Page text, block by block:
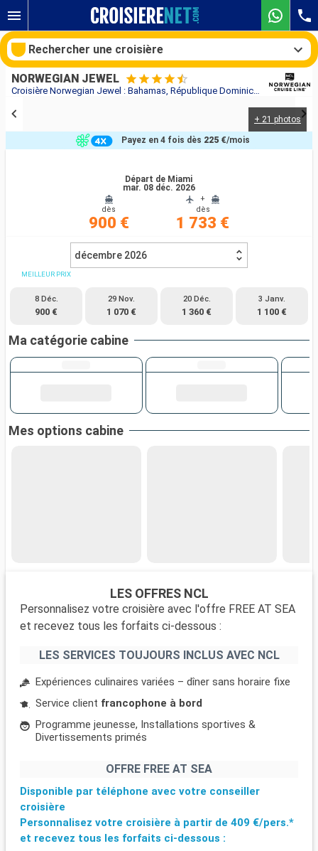
Croisière Norwegian Jewel : Bahamas, République Dominicaine, Aruba, Jamaïque, Caïmans (Îles), États-Unis au départ de Miami
NORWEGIAN JEWEL
+ 21 photos
Départ de Miami
mar. 08 déc. 2026
dès
900 €
+
dès
1 733 €
Payez en 4 fois dès 225 €/mois
décembre 2026
MEILLEUR PRIX
8 Déc.
900 €
29 Nov.
1 070 €
20 Déc.
1 360 €
3 Janv.
1 100 €
Ma catégorie cabine
Mes options cabine
LES OFFRES NCL
Personnalisez votre croisière avec l'offre FREE AT SEA
et recevez tous les forfaits ci-dessous :
LES SERVICES TOUJOURS INCLUS AVEC NCL
Expériences culinaires variées – dîner sans horaire fixe
Service client francophone à bord
Programme jeunesse, Installations sportives &
Divertissements primés
OFFRE FREE AT SEA
Disponible par téléphone avec votre conseiller
croisière
Personnalisez votre croisière à partir de 409 €/pers.*
et recevez tous les forfaits ci-dessous :
Rechercher une croisière
Compagnies
Rechercher